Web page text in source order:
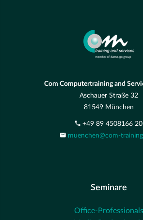
Com Computertraining and
Aschauer Straße 32
81549 München
+49 89 4508166 20
muenchen@com-
Seminare
Office-Professionals